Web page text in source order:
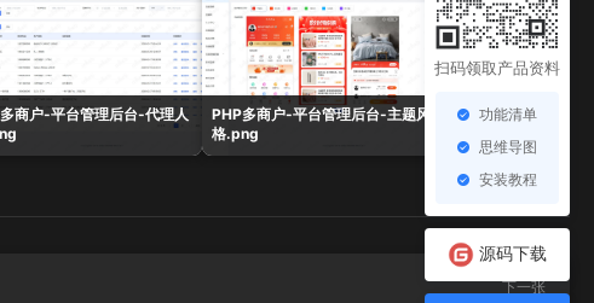
扫码领取产品资料
功能清单
思维导图
安装教程
源码下载
商户-平台管理后台-代理人
PHP多商户-平台管理后台-主题风
格.png
PHP多商户-平台管
下一张